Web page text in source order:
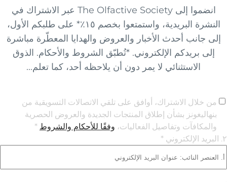
انضموا إلى The Olfactive Society عبر الاشتراك في
النشرة البريدية، واستمتعوا بخصم ١٥٪* على طلبكم الأول،
إلى جانب أحدث الأخبار والعروض والهدايا المعطّرة مباشرة
إلى بريدكم الإلكتروني. *تُطبّق الشروط والأحكام. الذوق
الاستثنائي لا يمر دون أن يلاحظه أحد، كما تعلم...
من خلال الاشتراك، أوافق على تلقي الاتصالات التسويقية من
بنهاليغونز بشأن إطلاق المنتجات الجديدة والعروض الحصرية
والمكافآت وتفاصيل الفعاليات، وفقًا للأحكام والشروط *
٢. البريد الإلكتروني *